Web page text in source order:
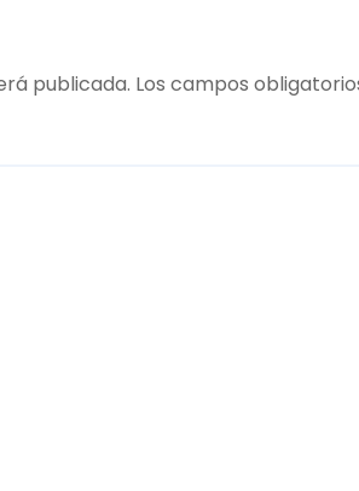
publicada. Los campos